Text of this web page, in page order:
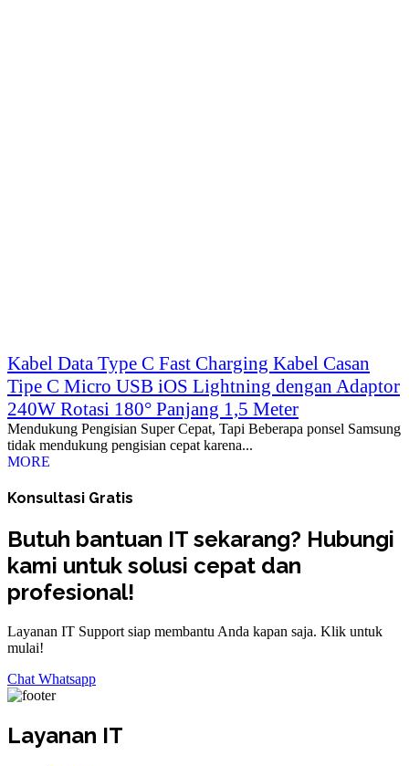
Kabel Data Type C Fast Charging Kabel Casan
Tipe C Micro USB iOS Lightning dengan Adaptor
240W Rotasi 180° Panjang 1,5 Meter
Mendukung Pengisian Super Cepat, Tapi Beberapa ponsel Samsung
tidak mendukung pengisian cepat karena...
MORE
Konsultasi Gratis
Butuh bantuan IT sekarang? Hubungi
kami untuk solusi cepat dan
profesional!
Layanan IT Support siap membantu Anda kapan saja. Klik untuk
mulai!
Chat Whatsapp
Layanan IT